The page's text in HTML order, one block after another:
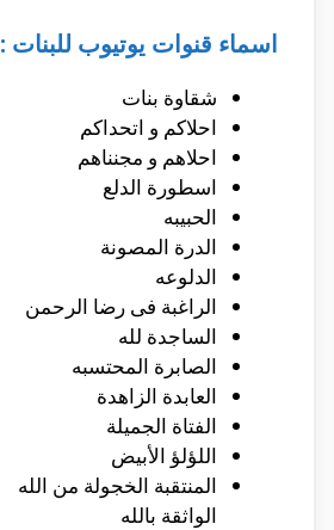
اسماء قنوات يوتيوب للبنات :
شقاوة بنات
احلاكم و اتحداكم
احلاهم و مجنناهم
اسطورة الدلع
الحبيبه
الدرة المصونة‎ ‎‎
الدلوعه
الراغبة فى رضا الرحمن‎
الساجدة لله
الصابرة المحتسبه‎ ‎
العابدة الزاهدة‎
الفتاة الجميلة
اللؤلؤ الأبيض
المنتقبة الخجولة من الله‎
الواثقة بالله